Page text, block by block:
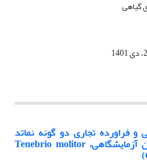
و فراورده تجاری دو گونه نماتد
بیماریزای حشرات روی میزبان آزمایشگاهی، Tenebrio molitor